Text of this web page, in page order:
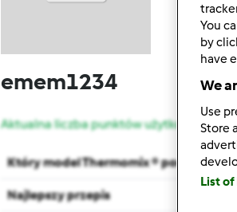
emem1234
Aktualna liczba punktów użytkownika: 5
Który model Thermomix ® posiadasz?
Najlepszy przepis
You
by
have
We
Use
Store
List